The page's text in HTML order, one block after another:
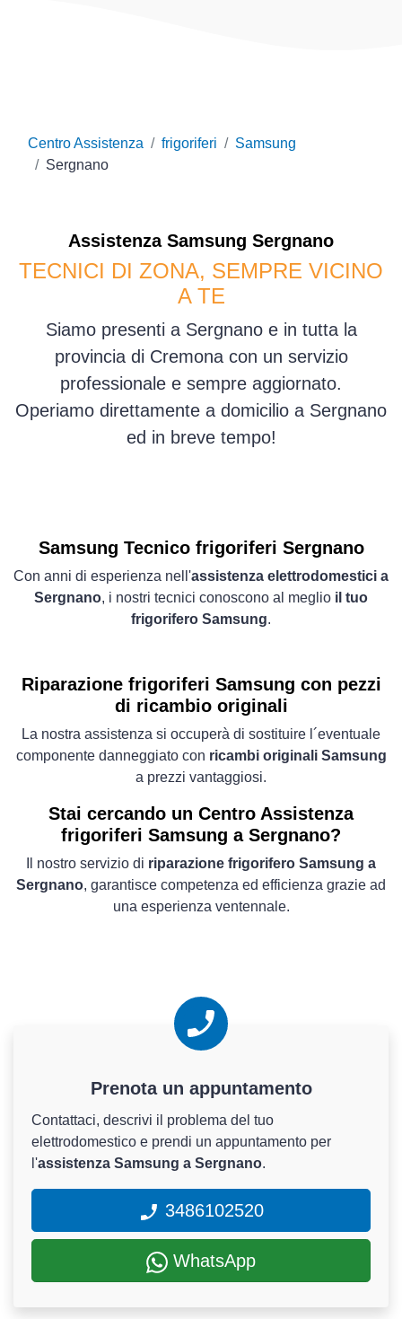
Centro Assistenza frigoriferi
Samsung
Sergnano
Assistenza Samsung Sergnano
TECNICI DI ZONA, SEMPRE VICINO
A TE
Siamo presenti a Sergnano e in tutta la
provincia di Cremona con un servizio
professionale e sempre aggiornato.
Operiamo direttamente a domicilio a Sergnano
ed in breve tempo!
Samsung Tecnico frigoriferi Sergnano
Con anni di esperienza nell'assistenza elettrodomestici a
Sergnano, i nostri tecnici conoscono al meglio il tuo
frigorifero Samsung.
Riparazione frigoriferi Samsung con pezzi
di ricambio originali
La nostra assistenza si occuperà di sostituire l´eventuale
componente danneggiato con ricambi originali Samsung
a prezzi vantaggiosi.
Stai cercando un Centro Assistenza
frigoriferi Samsung a Sergnano?
Il nostro servizio di riparazione frigorifero Samsung a
Sergnano, garantisce competenza ed efficienza grazie ad
una esperienza ventennale.
Prenota un appuntamento
Contattaci, descrivi il problema del tuo
elettrodomestico e prendi un appuntamento per
l'assistenza Samsung a Sergnano.
3486102520
WhatsApp